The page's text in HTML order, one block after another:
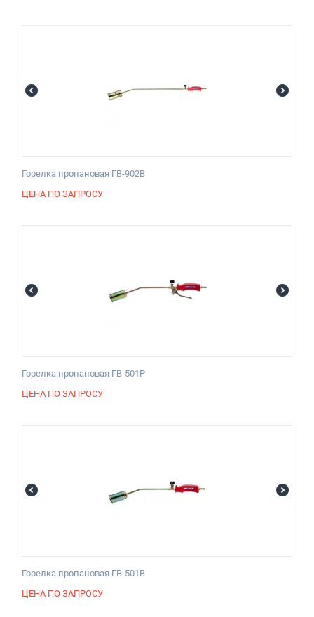
Горелка пропановая ГВ-902В
ЦЕНА ПО ЗАПРОСУ
Горелка пропановая ГВ-501Р
ЦЕНА ПО ЗАПРОСУ
Горелка пропановая ГВ-501В
ЦЕНА ПО ЗАПРОСУ